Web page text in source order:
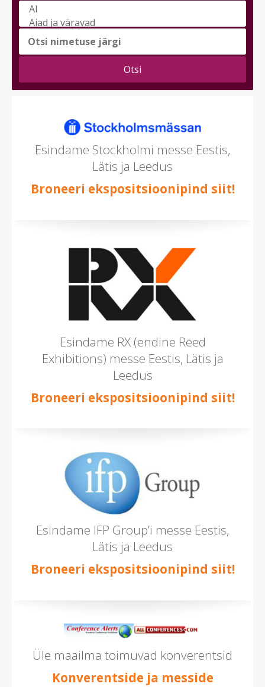
Vali
messi
teema
valida
Esindame Stockholmi messe Eestis,
Lätis ja Leedus
Broneeri ekspositsioonipind siit!
Esindame RX (endine Reed
Exhibitions) messe Eestis, Lätis ja
Leedus
Broneeri ekspositsioonipind siit!
Esindame IFP Group’i messe Eestis,
Lätis ja Leedus
Broneeri ekspositsioonipind siit!
Üle maailma toimuvad konverentsid
Konverentside ja messide